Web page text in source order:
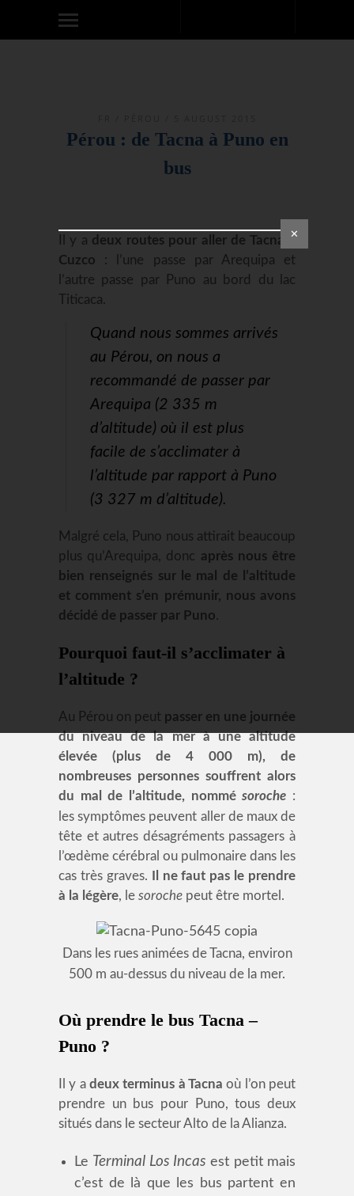
Pérou : de Tacna à Puno en
bus
Il y a deux routes pour aller de Tacna à
Cuzco : l’une passe par Arequipa et
l’autre passe par Puno au bord du lac
Titicaca.
Quand nous sommes arrivés
au Pérou, on nous a
recommandé de passer par
Arequipa (2 335 m
d’altitude) où il est plus
facile de s’acclimater à
l’altitude par rapport à Puno
(3 327 m d’altitude).
Malgré cela, Puno nous attirait beaucoup
plus qu’Arequipa, donc après nous être
bien renseignés sur le mal de l’altitude
et comment s’en prémunir, nous avons
décidé de passer par Puno.
Pourquoi faut-il s’acclimater à
l’altitude ?
Au Pérou on peut passer en une journée
du niveau de la mer à une altitude
élevée (plus de 4 000 m), de
nombreuses personnes souffrent alors
du mal de l’altitude, nommésoroche :
les symptômes peuvent aller de maux de
tête et autres désagréments passagers à
l’œdème cérébral ou pulmonaire dans les
cas très graves.
Il ne faut pas le prendre
à la légère, le soroche peut être mortel.
Dans les rues animées de Tacna, environ
500 m au-dessus du niveau de la mer.
Où prendre le bus Tacna –
Puno ?
Il y a deux terminus à Tacna où l’on peut
prendre un bus pour Puno, tous deux
situés dans le secteur Alto de la Alianza.
Le Terminal Los Incas est petit mais
c’est de là que les bus partent en
✕